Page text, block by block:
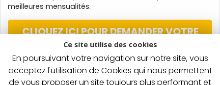
meilleures mensualités.
CLIQUEZ ICI POUR DEMANDER VOTRE
RACHAT DE CREDIT
Ce site utilise des cookies
En poursuivant votre navigation sur notre site, vous
acceptez l'utilisation de Cookies qui nous permettent
de vous proposer un site toujours plus performant et